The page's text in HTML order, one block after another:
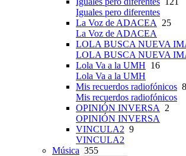
Iguales pero diferentes
La Voz de ADACEA 25
La Voz de ADACEA
LOLA BUSCA NUEVA
LOLA BUSCA NUEVA
Lola Va a la UMH 16
Lola Va a la UMH
Mis recuerdos radiofónicos 8
Mis recuerdos radiofónicos
OPINIÓN INVERSA 2
OPINIÓN INVERSA
VINCULA2 9
VINCULA2
Música 355